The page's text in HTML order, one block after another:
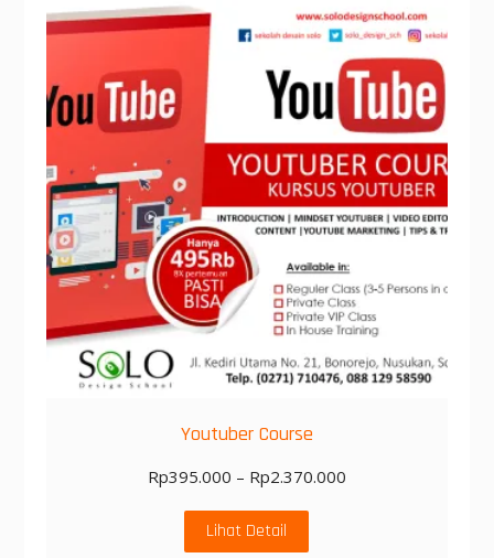
Youtuber Course
Rp395.000 – Rp2.370.000
Lihat Detail